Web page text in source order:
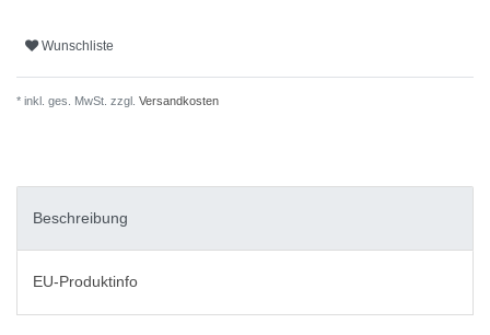
Wunschliste
* inkl. ges. MwSt. zzgl. Versandkosten
Beschreibung
EU-Produktinfo